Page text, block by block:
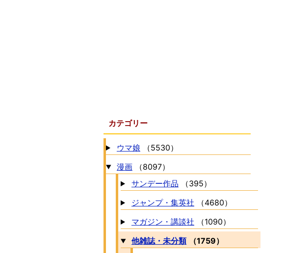
カテゴリー
ウマ娘
（5530）
漫画
（8097）
サンデー作品
（395）
ジャンプ・集英社
（4680）
マガジン・講談社
（1090）
他雑誌・未分類
（1759）